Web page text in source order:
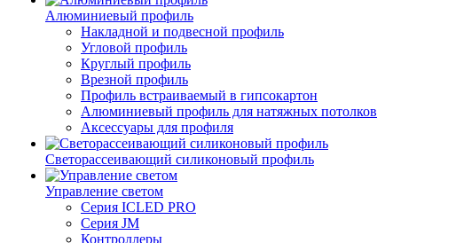
Алюминиевый профиль
Накладной и подвесной профиль
Угловой профиль
Круглый профиль
Врезной профиль
Профиль встраиваемый в гипсокартон
Алюминиевый профиль для натяжных потолков
Аксессуары для профиля
Светорассеивающий силиконовый профиль
Управление светом
Серия ICLED PRO
Серия JM
Контроллеры